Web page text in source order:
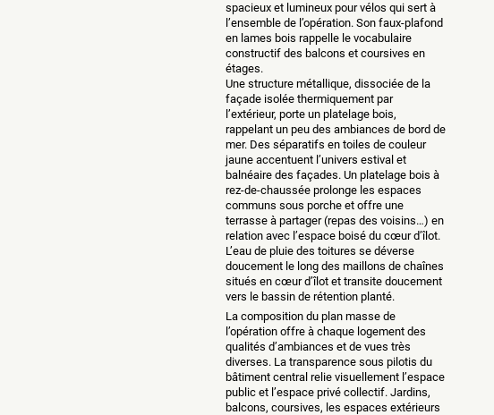
spacieux et lumineux pour vélos qui sert à
l’ensemble de l’opération. Son faux-plafond
en lames bois rappelle le vocabulaire
constructif des balcons et coursives en
étages.
Une structure métallique, dissociée de la
façade isolée thermiquement par
l’extérieur, porte un platelage bois,
rappelant un peu des ambiances de bord de
mer. Des séparatifs en toiles de couleur
jaune accentuent l’univers estival et
balnéaire des façades. Un platelage bois à
rez-de-chaussée prolonge les espaces
communs sous porche et offre une
terrasse à partager (repas des voisins…) en
relation avec l’espace boisé du cœur d’îlot.
L’eau de pluie des toitures se déverse
doucement le long des maillons de chaînes
situés en cœur d’îlot et transite doucement
vers le bassin de rétention planté.
La composition du plan masse de
l’opération offre à chaque logement des
qualités d’ambiances et de vues très
diverses. La transparence sous pilotis du
bâtiment central relie visuellement l’espace
public et l’espace privé collectif. Jardins,
balcons, coursives, les espaces extérieurs